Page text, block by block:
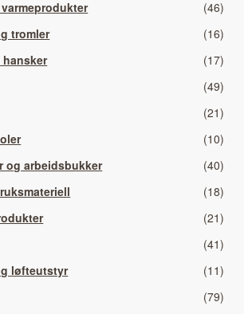
(46)
tromler
(16)
(17)
(49)
(21)
(10)
og arbeidsbukker
(40)
(18)
(21)
(41)
løfteutstyr
(11)
(79)